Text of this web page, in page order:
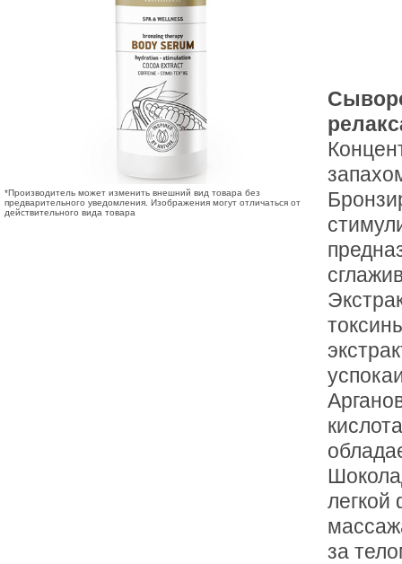
*Производитель может изменить внешний вид товара без
предварительного уведомления. Изображения могут отличаться от
действительного вида товара
легкой
за